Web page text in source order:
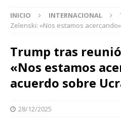
INICIO INTERNACIONAL
Zelenski: «Nos estamos
Trump tras
«Nos estamos
acuerdo sobre
28/12/2025